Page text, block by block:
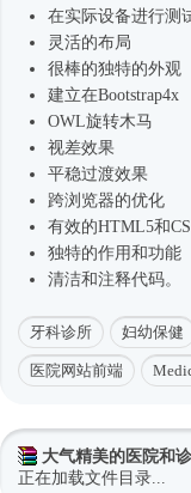
在实际设备进行测
灵活的布局
很棒的独特的外观
建立在Bootstrap4x
OWL旋转木马
视差效果
平稳过渡效果
跨浏览器的优化
有效的HTML5和
独特的作用和功能
清洁和注释代码。
牙科诊所 妇幼保健
医院网站前端
大气精美的医院和
正在加载文件目录...